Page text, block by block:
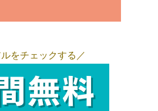
をチェックする／